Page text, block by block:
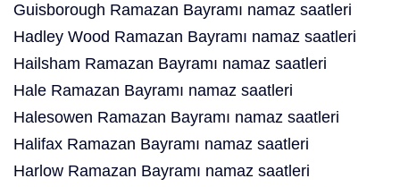
Guisborough Ramazan Bayramı namaz saatleri
Hadley Wood Ramazan Bayramı namaz saatleri
Hailsham Ramazan Bayramı namaz saatleri
Hale Ramazan Bayramı namaz saatleri
Halesowen Ramazan Bayramı namaz saatleri
Halifax Ramazan Bayramı namaz saatleri
Harlow Ramazan Bayramı namaz saatleri